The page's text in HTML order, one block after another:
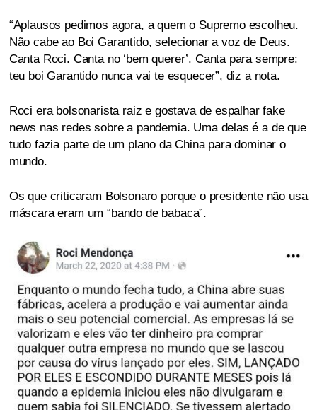
“Aplausos pedimos agora, a quem o Supremo escolheu.
Não cabe ao Boi Garantido, selecionar a voz de Deus.
Canta Roci. Canta no ‘bem querer’. Canta para sempre:
teu boi Garantido nunca vai te esquecer”, diz a nota.
Roci era bolsonarista raiz e gostava de espalhar fake
news nas redes sobre a pandemia. Uma delas é a de que
tudo fazia parte de um plano da China para dominar o
mundo.
Os que criticaram Bolsonaro porque o presidente não usa
máscara eram um “bando de babaca”.